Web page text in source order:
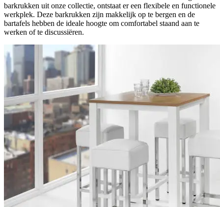
barkrukken uit onze collectie, ontstaat er een flexibele en functionele
werkplek. Deze barkrukken zijn makkelijk op te bergen en de
bartafels hebben de ideale hoogte om comfortabel staand aan te
werken of te discussiëren.